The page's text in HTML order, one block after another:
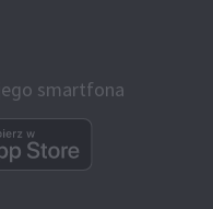
smartfona